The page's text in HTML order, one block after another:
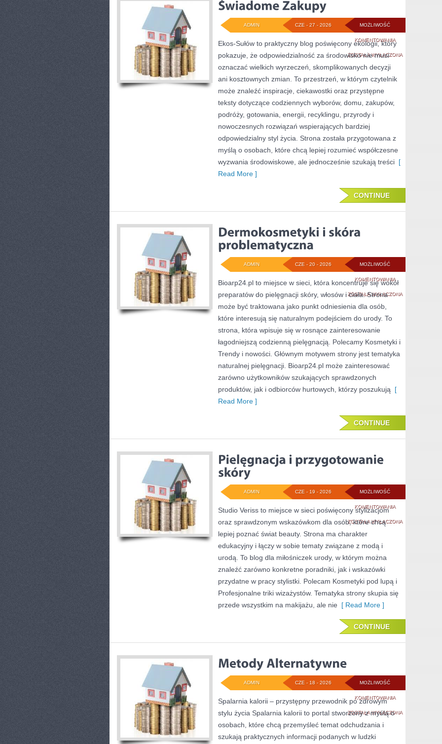
MOŻLIWOŚĆ
KOMENTOWANIAŚWIADOME
ZAKUPY
ZOSTAŁA WYŁĄCZONA
CZE - 27 - 2026
ADMIN
Ekos-Sułów to praktyczny blog poświęcony ekologii, który
pokazuje, że odpowiedzialność za środowisko nie musi
oznaczać wielkich wyrzeczeń, skomplikowanych decyzji
ani kosztownych zmian. To przestrzeń, w którym czytelnik
może znaleźć inspiracje, ciekawostki oraz przystępne
teksty dotyczące codziennych wyborów, domu, zakupów,
podróży, gotowania, energii, recyklingu, przyrody i
nowoczesnych rozwiązań wspierających bardziej
odpowiedzialny styl życia. Strona została przygotowana z
myślą o osobach, które chcą lepiej rozumieć współczesne
wyzwania środowiskowe, ale jednocześnie szukają treści [
Read More ]
CONTINUE
MOŻLIWOŚĆ
KOMENTOWANIA
I
SKÓRA
PROBLEMATYCZNA
ZOSTAŁA WYŁĄCZONA
CZE - 20 - 2026
ADMIN
Bioarp24.pl to miejsce w sieci, która koncentruje się wokół
preparatów do pielęgnacji skóry, włosów i ciała. Strona
może być traktowana jako punkt odniesienia dla osób,
które interesują się naturalnym podejściem do urody. To
strona, która wpisuje się w rosnące zainteresowanie
łagodniejszą codzienną pielęgnacją. Polecamy Kosmetyki i
Trendy i nowości. Głównym motywem strony jest tematyka
naturalnej pielęgnacji. Bioarp24.pl może zainteresować
zarówno użytkowników szukających sprawdzonych
produktów, jak i odbiorców hurtowych, którzy poszukują [
Read More ]
CONTINUE
MOŻLIWOŚĆ
KOMENTOWANIAPIELĘGNACJA
I
PRZYGOTOWANIE
SKÓRY
ZOSTAŁA WYŁĄCZONA
CZE - 19 - 2026
ADMIN
Studio Veriss to miejsce w sieci poświęcony stylizacjom
oraz sprawdzonym wskazówkom dla osób, które chcą
lepiej poznać świat beauty. Strona ma charakter
edukacyjny i łączy w sobie tematy związane z modą i
urodą. To blog dla miłośniczek urody, w którym można
znaleźć zarówno konkretne poradniki, jak i wskazówki
przydatne w pracy stylistki. Polecam Kosmetyki pod lupą i
Profesjonalne triki wizażystów. Tematyka strony skupia się
przede wszystkim na makijażu, ale nie [ Read More ]
CONTINUE
MOŻLIWOŚĆ
KOMENTOWANIAMETODY
ALTERNATYWNE
ZOSTAŁA WYŁĄCZONA
CZE - 18 - 2026
ADMIN
Spalarnia kalorii – przystępny przewodnik po zdrowym
stylu życia Spalarnia kalorii to portal stworzony z myślą o
osobach, które chcą przemyśleć temat odchudzania i
szukają praktycznych informacji podanych w ludzki